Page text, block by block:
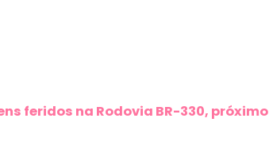
feridos na Rodovia BR-330, próximo